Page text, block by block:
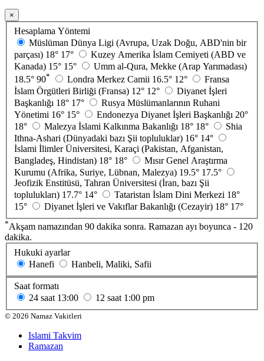
×
Hesaplama Yöntemi
Müslüman Dünya Ligi (Avrupa, Uzak Doğu, ABD'nin bir
parçası) 18° 17°
Kuzey Amerika İslam Cemiyeti (ABD ve
Kanada) 15° 15°
Umm al-Qura, Mekke (Arap Yarımadası)
18.5° 90* Londra Merkez Camii 16.5° 12°
Fransa
İslam Örgütleri Birliği (Fransa) 12° 12°
Diyanet İşleri
Başkanlığı 18° 17°
Rusya Müslümanlarının Ruhani
Yönetimi 16° 15° Endonezya Diyanet İşleri Başkanlığı 20°
18°
Malezya İslami Kalkınma Bakanlığı 18° 18°
Shia
Ithna-Ashari (Dünyadaki bazı Şii topluluklar) 16° 14°
İslami İlimler Üniversitesi, Karaçi (Pakistan, Afganistan,
Bangladeş, Hindistan) 18° 18°
Mısır Genel Araştırma
Kurumu (Afrika, Suriye, Lübnan, Malezya) 19.5° 17.5°
Jeofizik Enstitüsü, Tahran Üniversitesi (İran, bazı Şii
toplulukları) 17.7° 14° Tataristan İslam Dini Merkezi 18°
15°
Diyanet İşleri ve Vakıflar Bakanlığı (Cezayir) 18° 17°
*Akşam namazından 90 dakika sonra. Ramazan ayı boyunca - 120
dakika.
Hukuki ayarlar
Hanefi
Hanbeli, Maliki, Safii
Saat formatı
24 saat 13:00 12 saat 1:00 pm
© 2026 Namaz Vakitleri
Islami Takvim
Ramazan